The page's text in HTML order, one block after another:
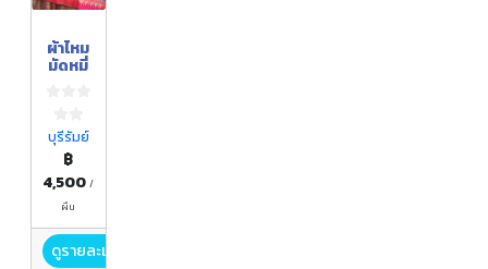
ผ้าไหม
มัดหมี่
บุรีรัมย์
฿
4,500/
ผืน
ดูรายละเอียด